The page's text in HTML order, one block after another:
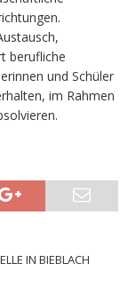
berufliche
und Schüler
im Rahmen
IN BIEBLACH